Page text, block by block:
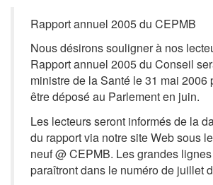
Rapport annuel 2005 du CEPMB
Nous désirons souligner à nos
Rapport annuel 2005 du Conseil
ministre de la Santé le 31 mai 2006
être déposé au Parlement en juin.
Les lecteurs seront informés de la
du rapport via notre site Web sous
neuf @ CEPMB. Les grandes
paraîtront dans le numéro de juillet